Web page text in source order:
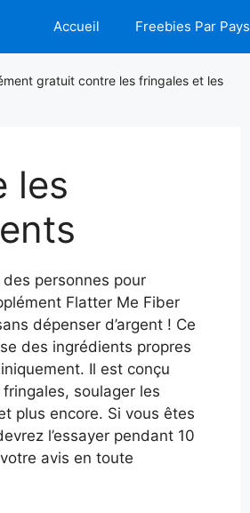
Accueil Freebies Par Pays
gratuit contre les fringales et les
les
personnes pour
Flatter Me Fiber
dépenser d’argent ! Ce
des ingrédients propres
Il est conçu
soulager les
plus encore. Si vous êtes
l’essayer pendant 10
avis en toute